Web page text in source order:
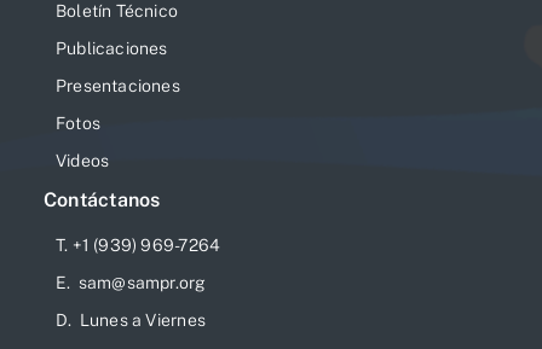
Boletín Técnico
Publicaciones
Presentaciones
Fotos
Videos
Contáctanos
T. +1 (939) 969-7264
E. sam@sampr.org
D. Lunes a Viernes